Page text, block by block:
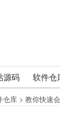
源码 软件仓
仓库 > 教你快速